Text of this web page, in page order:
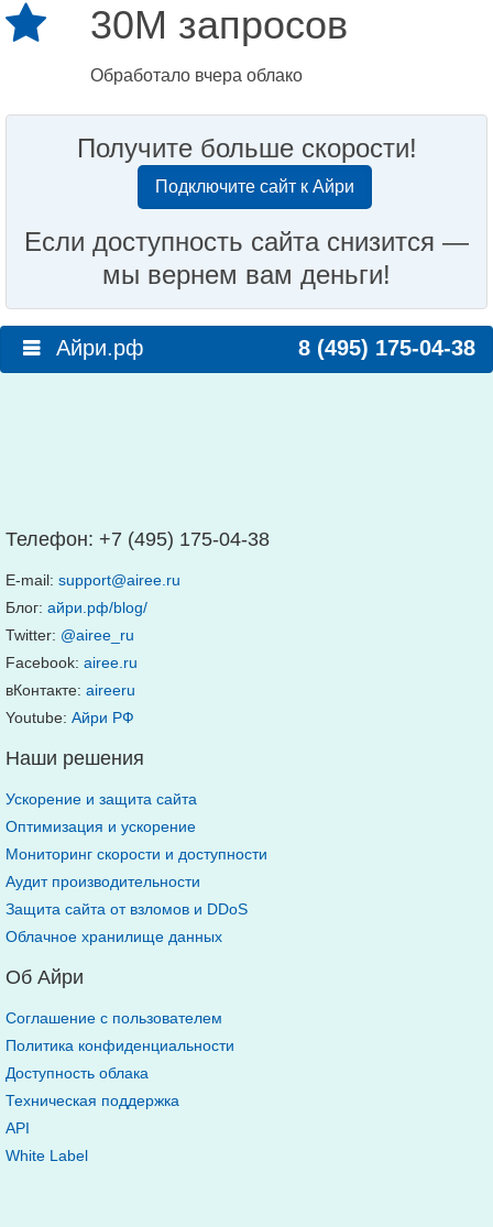
30M запросов
Обработало вчера облако
Получите больше скорости!
Подключите сайт к Айри
Если доступность сайта снизится —
мы вернем вам деньги!
Айри.рф 8 (495) 175-04-38
Телефон: +7 (495) 175-04-38
E-mail: support@airee.ru
Блог: айри.рф/blog/
Twitter: @airee_ru
Facebook: airee.ru
вКонтакте: aireeru
Youtube: Айри РФ
Наши решения
Ускорение и защита сайта
Оптимизация и ускорение
Мониторинг скорости и доступности
Аудит производительности
Защита сайта от взломов и DDoS
Облачное хранилище данных
Об Айри
Соглашение с пользователем
Политика конфиденциальности
Доступность облака
Техническая поддержка
API
White Label